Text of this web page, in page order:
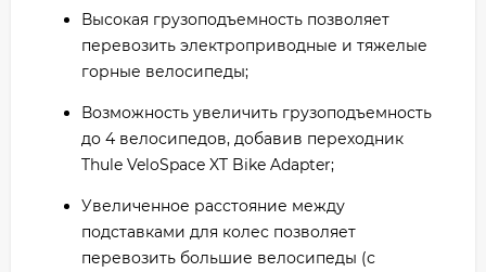
Высокая грузоподъемность позволяет
перевозить электроприводные и тяжелые
горные велосипеды;
Возможность увеличить грузоподъемность
до 4 велосипедов, добавив переходник
Thule VeloSpace XT Bike Adapter;
Увеличенное расстояние между
подставками для колес позволяет
перевозить большие велосипеды (с